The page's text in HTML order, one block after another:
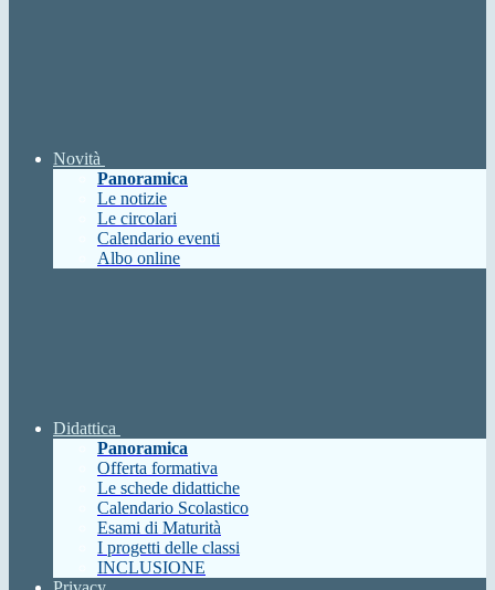
Novità
Panoramica
Le notizie
Le circolari
Calendario eventi
Albo online
Didattica
Panoramica
Offerta formativa
Le schede didattiche
Calendario Scolastico
Esami di Maturità
I progetti delle classi
INCLUSIONE